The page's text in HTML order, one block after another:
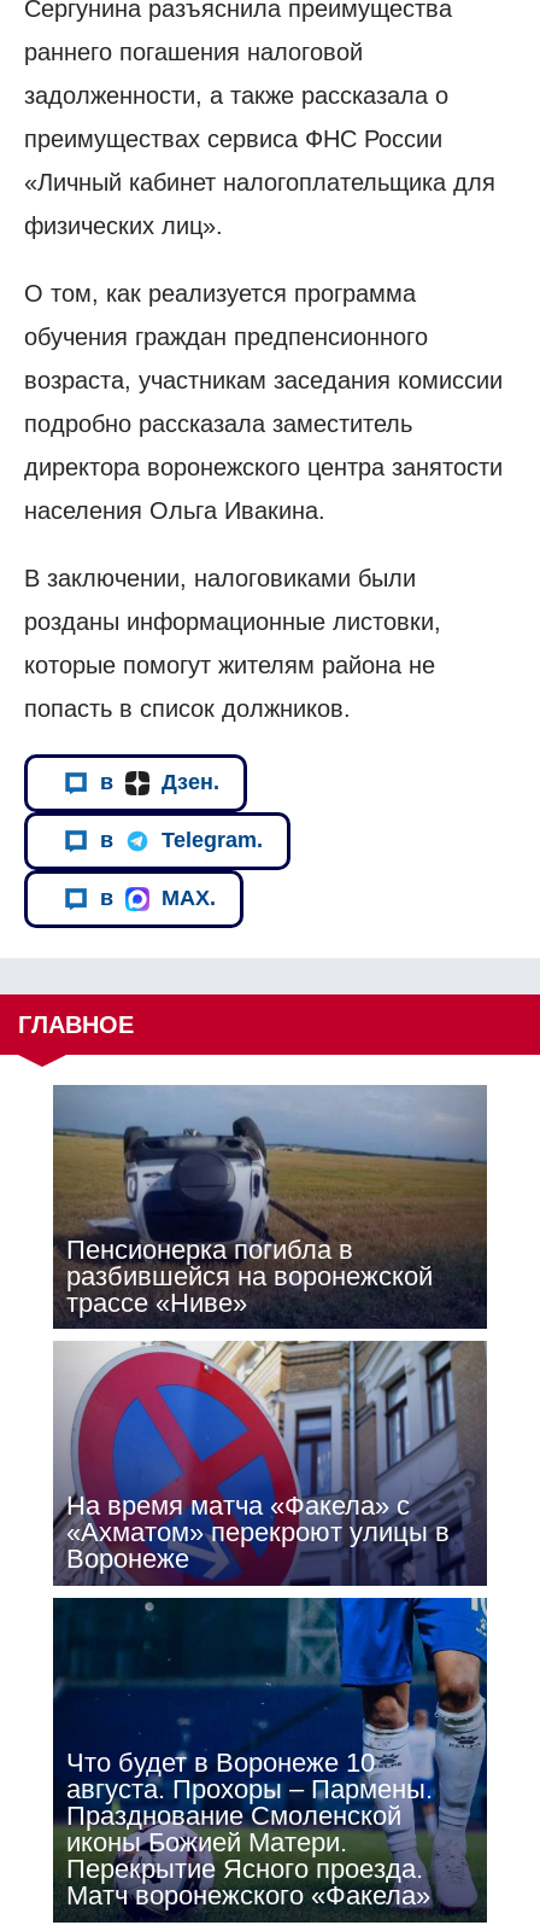
Сергунина разъяснила преимущества
раннего погашения налоговой
задолженности, а также рассказала о
преимуществах сервиса ФНС России
«Личный кабинет налогоплательщика для
физических лиц».
О том, как реализуется программа
обучения граждан предпенсионного
возраста, участникам заседания комиссии
подробно рассказала заместитель
директора воронежского центра занятости
населения Ольга Ивакина.
В заключении, налоговиками были
розданы информационные листовки,
которые помогут жителям района не
попасть в список должников.
в Дзен.
в Telegram.
в MAX.
ГЛАВНОЕ
Пенсионерка погибла в
разбившейся на воронежской
трассе «Ниве»
На время матча «Факела» с
«Ахматом» перекроют улицы в
Воронеже
Что будет в Воронеже 10
августа. Прохоры – Пармены.
Празднование Смоленской
иконы Божией Матери.
Перекрытие Ясного проезда.
Матч воронежского «Факела»